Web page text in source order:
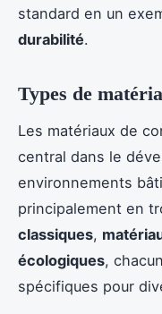
standard en un
durabilité.
Types de
Les matériaux de
central dans le
environnements
principalement en
classiques,
écologiques,
spécifiques pour